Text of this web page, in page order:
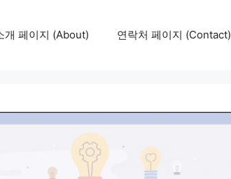
개 페이지 (About) 연락처 페이지 (Contact)